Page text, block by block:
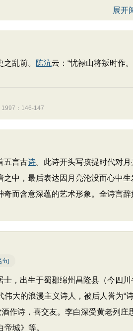
展开
乱前。 陈沆云：“忧禄山将叛时作
1997：146-147
五言古诗。此诗开头写孩提时代对
中，最后表达因月亮沦没而心中
而含意深蕴的艺术形象。全诗言
句
，出生于蜀郡绵州昌隆县（今四
大的浪漫主义诗人，被后人誉为“
作诗，喜交友。李白深受黄老列
城》等。